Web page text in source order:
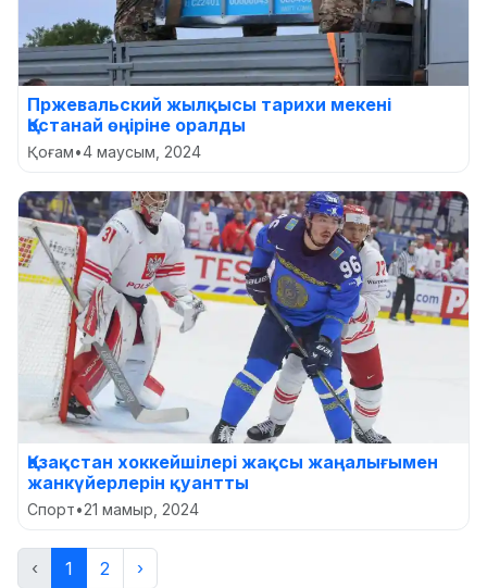
Пржевальский жылқысы тарихи мекені
Қостанай өңіріне оралды
Қоғам•4 маусым, 2024
Қазақстан хоккейшілері жақсы жаңалығымен
жанкүйерлерін қуантты
Спорт•21 мамыр, 2024
‹ 1 2 ›